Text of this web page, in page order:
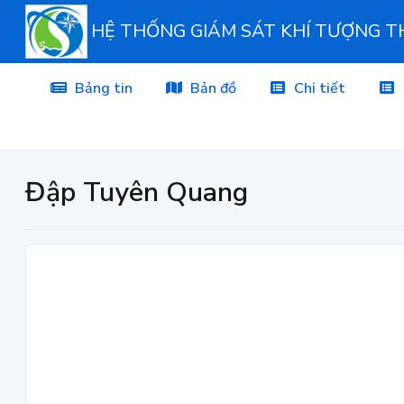
HỆ THỐNG GIÁM SÁT KHÍ TƯỢNG
Bảng tin Bản đồ Chi tiết
Đập Tuyên Quang